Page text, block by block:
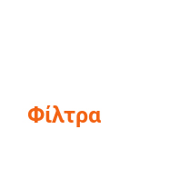
Φίλτρα